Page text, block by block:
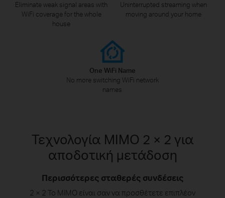
Eliminate weak signal areas with
WiFi coverage for the whole
house
Uninterrupted streaming when
moving around your home
One WiFi Name
No more switching WiFi network
names
Τεχνολογία MIMO 2 × 2 για
αποδοτική μετάδοση
Περισσότερες σταθερές συνδέσεις
2 × 2 Το MIMO είναι σαν να προσθέτετε επιπλέον